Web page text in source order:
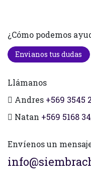
¿Cómo podemos
Envianos tus dudas
Llámanos
Andres +569 3545
Natan +569 5168
Envíenos un